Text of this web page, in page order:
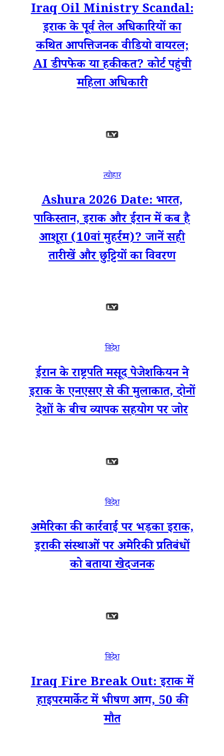
Iraq Oil Ministry Scandal:
इराक के पूर्व तेल अधिकारियों का
कथित आपत्तिजनक वीडियो वायरल;
AI डीपफेक या हकीकत? कोर्ट पहुंची
महिला अधिकारी
त्योहार
Ashura 2026 Date: भारत,
पाकिस्तान, इराक और ईरान में कब है
आशूरा (10वां मुहर्रम)? जानें सही
तारीखें और छुट्टियों का विवरण
विदेश
ईरान के राष्ट्रपति मसूद पेजेशकियन ने
इराक के एनएसए से की मुलाकात, दोनों
देशों के बीच व्यापक सहयोग पर जोर
विदेश
अमेरिका की कार्रवाई पर भड़का इराक,
इराकी संस्थाओं पर अमेरिकी प्रतिबंधों
को बताया खेदजनक
विदेश
Iraq Fire Break Out: इराक में
हाइपरमार्केट में भीषण आग, 50 की
मौत